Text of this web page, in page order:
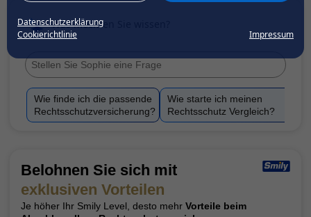
Datenschutzerklärung
Cookierichtlinie
Impressum
Was möchten Sie wissen?